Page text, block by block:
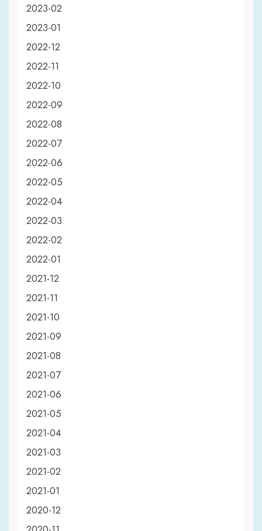
2023-02
2023-01
2022-12
2022-11
2022-10
2022-09
2022-08
2022-07
2022-06
2022-05
2022-04
2022-03
2022-02
2022-01
2021-12
2021-11
2021-10
2021-09
2021-08
2021-07
2021-06
2021-05
2021-04
2021-03
2021-02
2021-01
2020-12